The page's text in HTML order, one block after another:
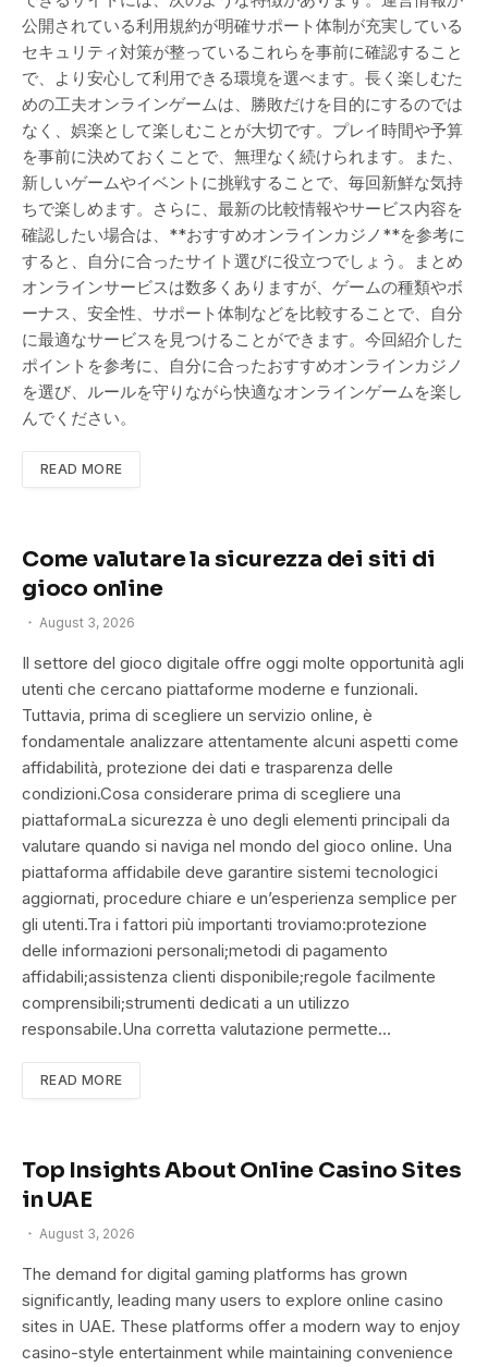
公開されている利用規約が明確サポート体制が充実している
セキュリティ対策が整っているこれらを事前に確認すること
で、より安心して利用できる環境を選べます。長く楽しむた
めの工夫オンラインゲームは、勝敗だけを目的にするのでは
なく、娯楽として楽しむことが大切です。プレイ時間や予算
を事前に決めておくことで、無理なく続けられます。また、
新しいゲームやイベントに挑戦することで、毎回新鮮な気持
ちで楽しめます。さらに、最新の比較情報やサービス内容を
確認したい場合は、**おすすめオンラインカジノ**を参考に
すると、自分に合ったサイト選びに役立つでしょう。まとめ
オンラインサービスは数多くありますが、ゲームの種類やボ
ーナス、安全性、サポート体制などを比較することで、自分
に最適なサービスを見つけることができます。今回紹介した
ポイントを参考に、自分に合ったおすすめオンラインカジノ
を選び、ルールを守りながら快適なオンラインゲームを楽し
んでください。
READ MORE
Come valutare la sicurezza dei siti di
gioco online
August 3, 2026
Il settore del gioco digitale offre oggi molte opportunità agli
utenti che cercano piattaforme moderne e funzionali.
Tuttavia, prima di scegliere un servizio online, è
fondamentale analizzare attentamente alcuni aspetti come
affidabilità, protezione dei dati e trasparenza delle
condizioni.Cosa considerare prima di scegliere una
piattaformaLa sicurezza è uno degli elementi principali da
valutare quando si naviga nel mondo del gioco online. Una
piattaforma affidabile deve garantire sistemi tecnologici
aggiornati, procedure chiare e un’esperienza semplice per
gli utenti.Tra i fattori più importanti troviamo:protezione
delle informazioni personali;metodi di pagamento
affidabili;assistenza clienti disponibile;regole facilmente
comprensibili;strumenti dedicati a un utilizzo
responsabile.Una corretta valutazione permette…
READ MORE
Top Insights About Online Casino Sites
in UAE
August 3, 2026
The demand for digital gaming platforms has grown
significantly, leading many users to explore online casino
sites in UAE. These platforms offer a modern way to enjoy
casino-style entertainment while maintaining convenience